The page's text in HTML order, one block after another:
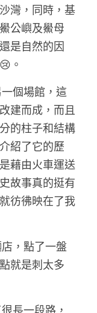
灣，同時，基
公嶼及鱟母
是自然的因
。
建而成，而且
的柱子和結構
紹了它的歷
藉由火車運送
故事真的挺有
彷彿映在了我
就是刺太多